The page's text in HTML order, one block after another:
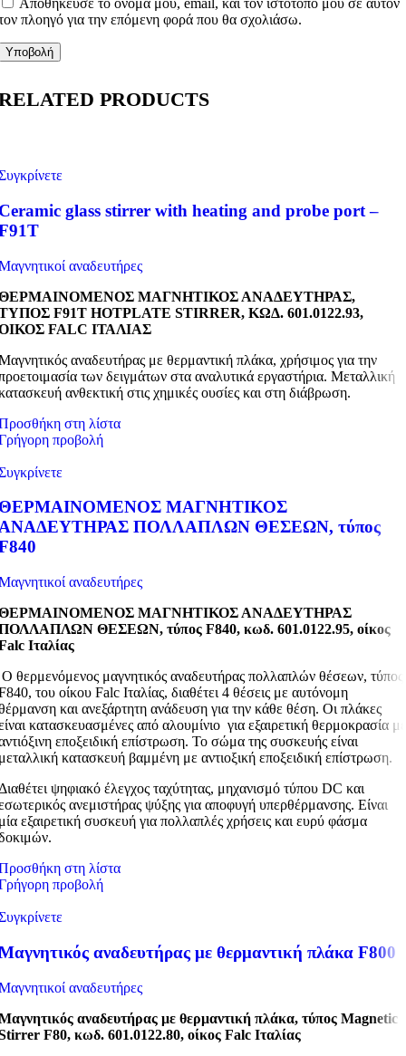
πλοηγό για την επόμενη φορά που θα σχολιάσω.
PRODUCTS
glass stirrer with heating and probe port –
αναδευτήρες
ΜΑΓΝΗΤΙΚΟΣ ΑΝΑΔΕΥΤΗΡΑΣ,
F91Τ HOTPLATE STIRRER, ΚΩΔ. 601.0122.93,
FALC ΙΤΑΛΙΑΣ
αναδευτήρας με θερμαντική πλάκα, χρήσιμος για την
των δειγμάτων στα αναλυτικά εργαστήρια. Μεταλλική
ανθεκτική στις χημικές ουσίες και στη διάβρωση.
στη λίστα
προβολή
ΜΑΓΝΗΤΙΚΟΣ
ΠΟΛΛΑΠΛΩΝ ΘΕΣΕΩΝ, τύπος
αναδευτήρες
ΜΑΓΝΗΤΙΚΟΣ ΑΝΑΔΕΥΤΗΡΑΣ
ΘΕΣΕΩΝ, τύπος F840, κωδ. 601.0122.95, οίκος
Ιταλίας
Ο θερμενόμενος μαγνητικός αναδευτήρας πολλαπλών θέσεων, τύπος
του οίκου Falc Ιταλίας, διαθέτει 4 θέσεις με αυτόνομη
και ανεξάρτητη ανάδευση για την κάθε θέση. Οι πλάκες
κατασκευασμένες από αλουμίνιο για εξαιρετική θερμοκρασία με
εποξειδική επίστρωση. Το σώμα της συσκευής είναι
κατασκευή βαμμένη με αντιοξική εποξειδική επίστρωση.
ψηφιακό έλεγχος ταχύτητας, μηχανισμό τύπου DC και
ανεμιστήρας ψύξης για αποφυγή υπερθέρμανσης. Είναι
εξαιρετική συσκευή για πολλαπλές χρήσεις και ευρύ φάσμα
στη λίστα
προβολή
αναδευτήρας με θερμαντική πλάκα F800
αναδευτήρες
αναδευτήρας με θερμαντική πλάκα, τύπος Magnetic
F80, κωδ. 601.0122.80, οίκος Falc Ιταλίας